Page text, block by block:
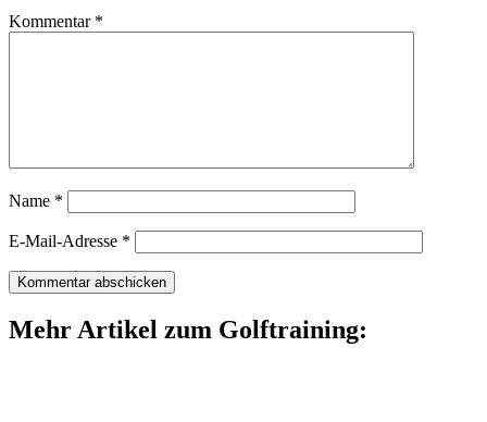
Kommentar *
Name *
E-Mail-Adresse *
Mehr Artikel zum Golftraining: